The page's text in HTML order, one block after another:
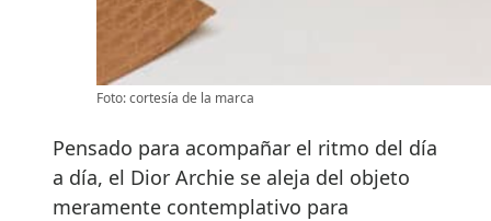
Foto: cortesía de la marca
Pensado para acompañar el ritmo del día
a día, el Dior Archie se aleja del objeto
meramente contemplativo para